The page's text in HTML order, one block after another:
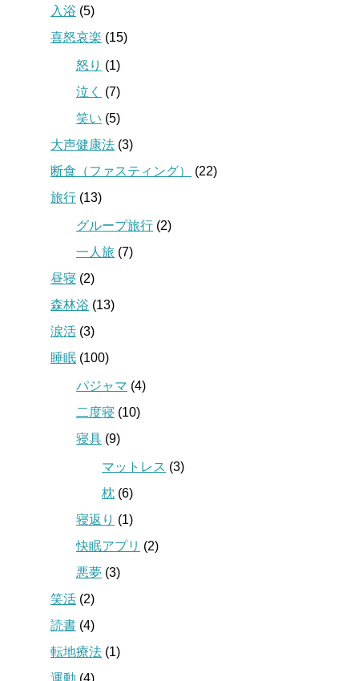
入浴 (5)
喜怒哀楽 (15)
怒り (1)
泣く
(7)
笑い (5)
大声健康法 (3)
断食（ファスティング）
(22)
旅行 (13)
グループ旅行 (2)
一人旅 (7)
昼寝 (2)
森林浴 (13)
涙活 (3)
睡眠 (100)
パジャマ (4)
二度寝 (10)
寝具 (9)
マットレス (3)
枕 (6)
寝返り (1)
快眠アプリ (2)
悪夢 (3)
笑活 (2)
読書 (4)
転地療法 (1)
運動 (4)